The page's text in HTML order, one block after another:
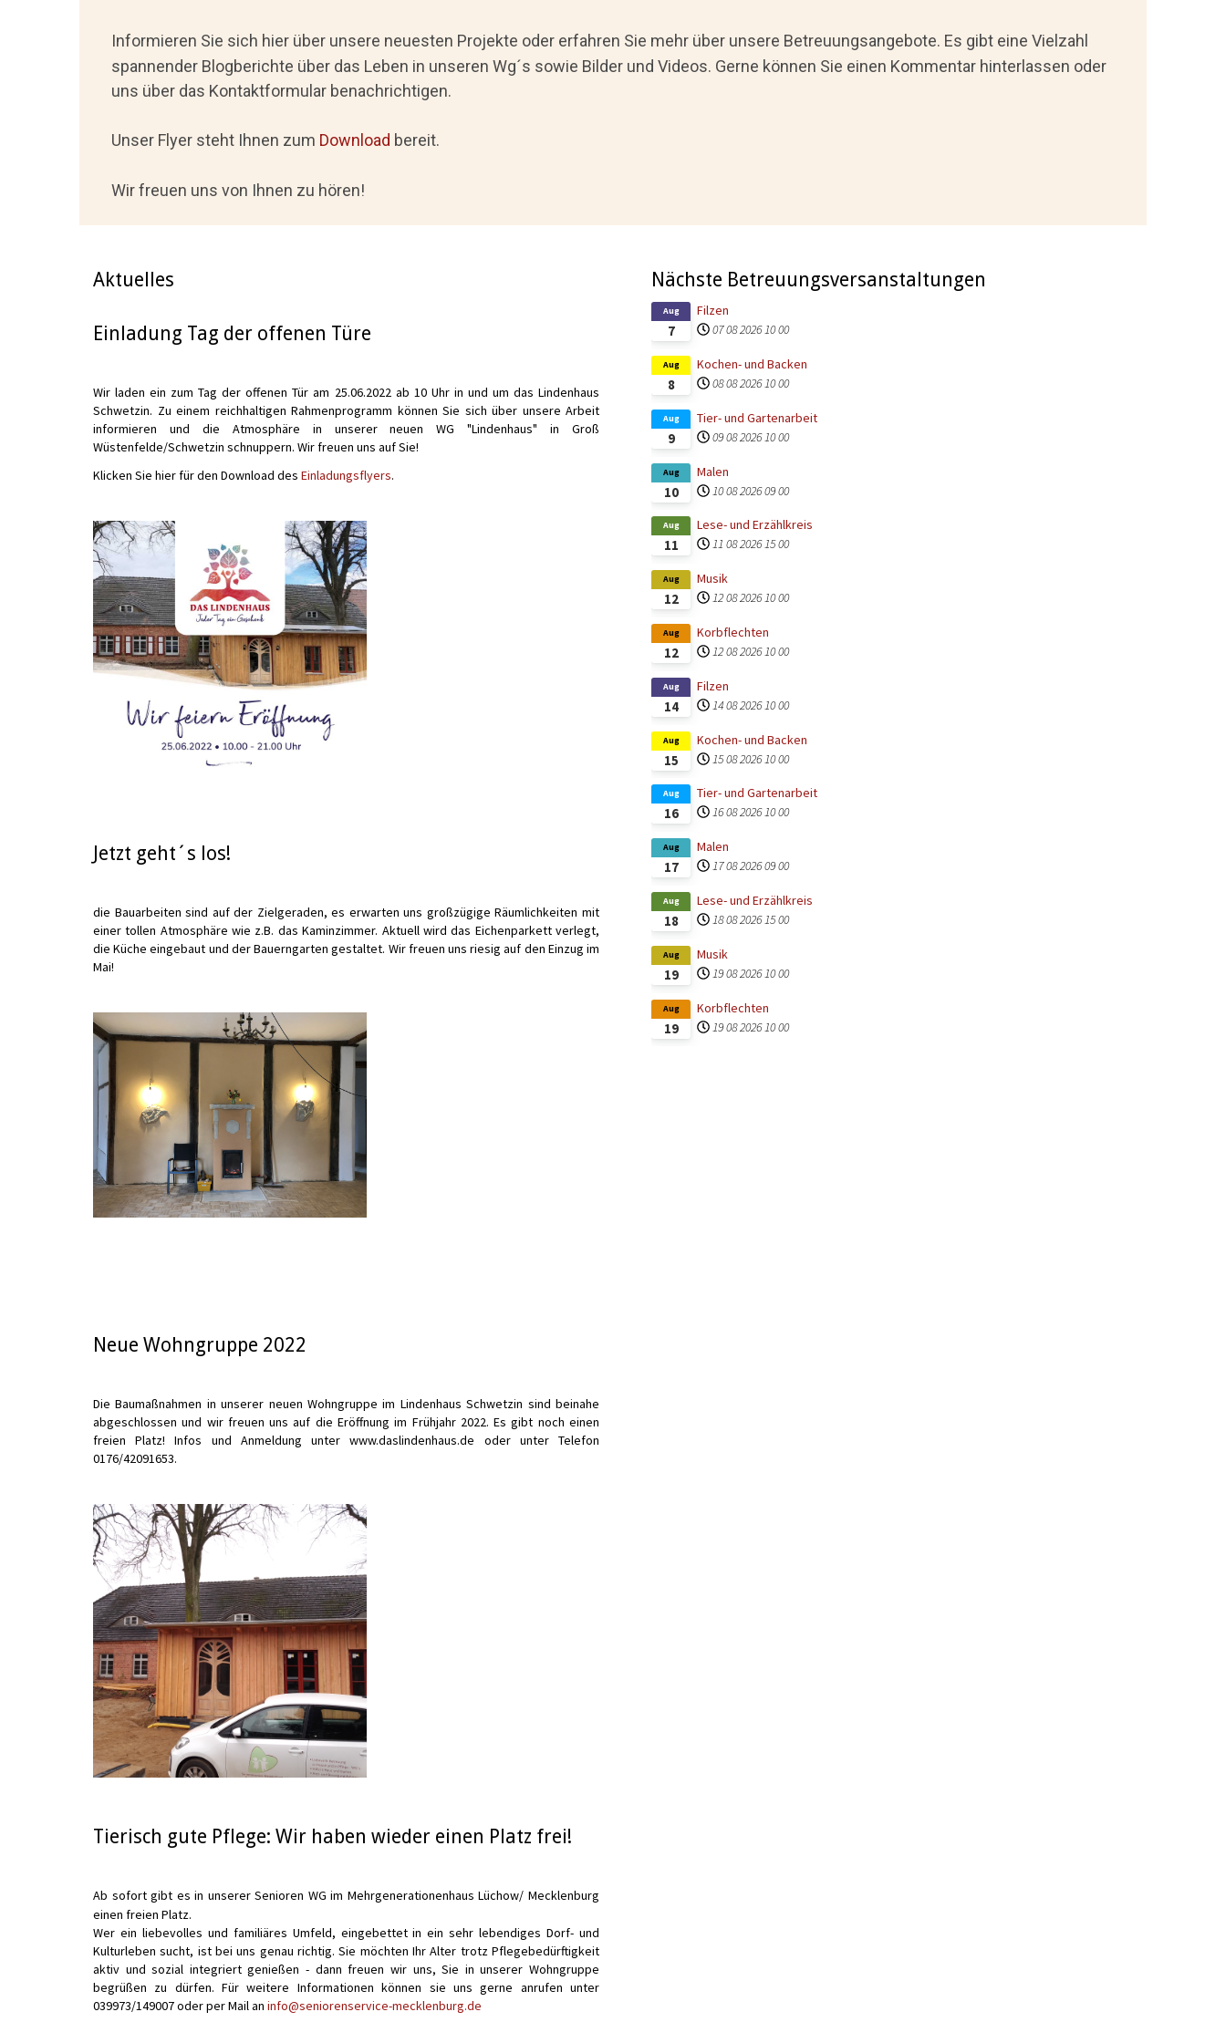
Informieren Sie sich hier über unsere neuesten Projekte oder erfahren Sie mehr über unsere Betreuungsangebote. Es gibt eine Vielzahl
spannender Blogberichte über das Leben in unseren Wg´s sowie Bilder und Videos. Gerne können Sie einen Kommentar hinterlassen oder
uns über das Kontaktformular benachrichtigen.
Unser Flyer steht Ihnen zum Download bereit.
Wir freuen uns von Ihnen zu hören!
Aktuelles
Einladung Tag der offenen Türe
Wir laden ein zum Tag der offenen Tür am 25.06.2022 ab 10 Uhr in und um das Lindenhaus
Schwetzin. Zu einem reichhaltigen Rahmenprogramm können Sie sich über unsere Arbeit
informieren und die Atmosphäre in unserer neuen WG "Lindenhaus" in Groß
Wüstenfelde/Schwetzin schnuppern. Wir freuen uns auf Sie!
Klicken Sie hier für den Download des Einladungsflyers.
Jetzt geht´s los!
die Bauarbeiten sind auf der Zielgeraden, es erwarten uns großzügige Räumlichkeiten mit
einer tollen Atmosphäre wie z.B. das Kaminzimmer. Aktuell wird das Eichenparkett verlegt,
die Küche eingebaut und der Bauerngarten gestaltet. Wir freuen uns riesig auf den Einzug im
Mai!
Neue Wohngruppe 2022
Die Baumaßnahmen in unserer neuen Wohngruppe im Lindenhaus Schwetzin sind beinahe
abgeschlossen und wir freuen uns auf die Eröffnung im Frühjahr 2022. Es gibt noch einen
freien Platz! Infos und Anmeldung unter www.daslindenhaus.de oder unter Telefon
0176/42091653.
Tierisch gute Pflege: Wir haben wieder einen Platz frei!
Ab sofort gibt es in unserer Senioren WG im Mehrgenerationenhaus Lüchow/ Mecklenburg
einen freien Platz.
Wer ein liebevolles und familiäres Umfeld, eingebettet in ein sehr lebendiges Dorf- und
Kulturleben sucht, ist bei uns genau richtig. Sie möchten Ihr Alter trotz Pflegebedürftigkeit
aktiv und sozial integriert genießen - dann freuen wir uns, Sie in unserer Wohngruppe
begrüßen zu dürfen. Für weitere Informationen können sie uns gerne anrufen unter
039973/149007 oder per Mail an info@seniorenservice-mecklenburg.de
Nächste Betreuungsversanstaltungen
7
Aug
Filzen
07 08 202610 00
8
Aug
Kochen- und Backen
08 08 202610 00
9
Aug
Tier- und Gartenarbeit
09 08 202610 00
10
Aug
Malen
10 08 202609 00
11
Aug
Lese- und Erzählkreis
11 08 202615 00
12
Aug
Musik
12 08 202610 00
12
Aug
Korbflechten
12 08 202610 00
14
Aug
Filzen
14 08 202610 00
15
Aug
Kochen- und Backen
15 08 2026 10 00
16
Aug
Tier- und Gartenarbeit
16 08 202610 00
17
Aug
Malen
17 08 202609 00
18
Aug
Lese- und Erzählkreis
18 08 202615 00
19
Aug
Musik
19 08 202610 00
19
Aug
Korbflechten
19 08 2026 10 00